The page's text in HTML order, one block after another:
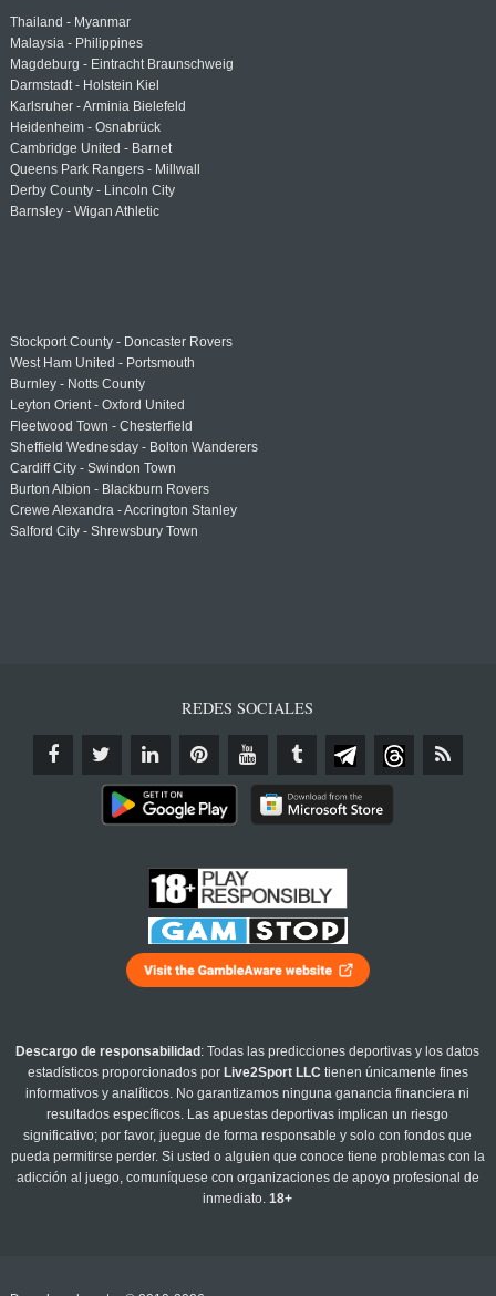
Thailand - Myanmar
Malaysia - Philippines
Magdeburg - Eintracht Braunschweig
Darmstadt - Holstein Kiel
Karlsruher - Arminia Bielefeld
Heidenheim - Osnabrück
Cambridge United - Barnet
Queens Park Rangers - Millwall
Derby County - Lincoln City
Barnsley - Wigan Athletic
Stockport County - Doncaster Rovers
West Ham United - Portsmouth
Burnley - Notts County
Leyton Orient - Oxford United
Fleetwood Town - Chesterfield
Sheffield Wednesday - Bolton Wanderers
Cardiff City - Swindon Town
Burton Albion - Blackburn Rovers
Crewe Alexandra - Accrington Stanley
Salford City - Shrewsbury Town
REDES SOCIALES
Descargo de responsabilidad : Todas las predicciones deportivas y los datos
estadísticos proporcionados por Live2Sport LLC tienen únicamente fines
informativos y analíticos. No garantizamos ninguna ganancia financiera ni
resultados específicos. Las apuestas deportivas implican un riesgo
significativo; por favor, juegue de forma responsable y solo con fondos que
pueda permitirse perder. Si usted o alguien que conoce tiene problemas con la
adicción al juego, comuníquese con organizaciones de apoyo profesional de
inmediato.18+